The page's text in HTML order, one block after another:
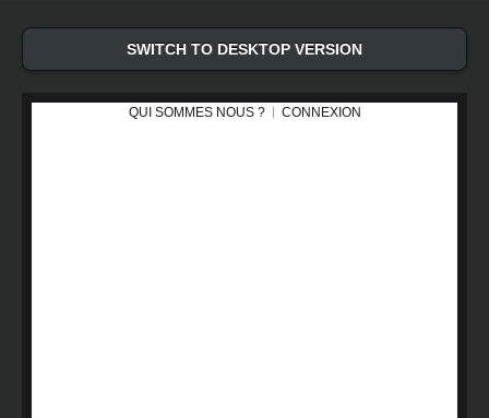
SWITCH TO DESKTOP VERSION
QUI SOMMES NOUS ? CONNEXION